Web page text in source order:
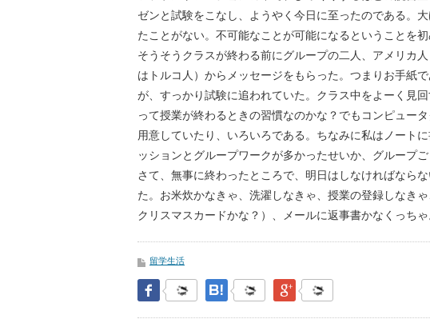
ゼンと試験をこなし、ようやく今日に至ったのである。
たことがない。不可能なことが可能になるということを
そうそうクラスが終わる前にグループの二人、アメリカ
はトルコ人）からメッセージをもらった。つまりお手紙
が、すっかり試験に追われていた。クラス中をよーく見
って授業が終わるときの習慣なのかな？でもコンピュー
用意していたり、いろいろである。ちなみに私はノート
ッションとグループワークが多かったせいか、グループ
さて、無事に終わったところで、明日はしなければなら
た。お米炊かなきゃ、洗濯しなきゃ、授業の登録しなき
クリスマスカードかな？）、メールに返事書かなくっち
留学生活
Facebook はてなブックマークGoogle Plus